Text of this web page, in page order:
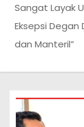
Sangat Layak
Eksepsi
dan Manteril”